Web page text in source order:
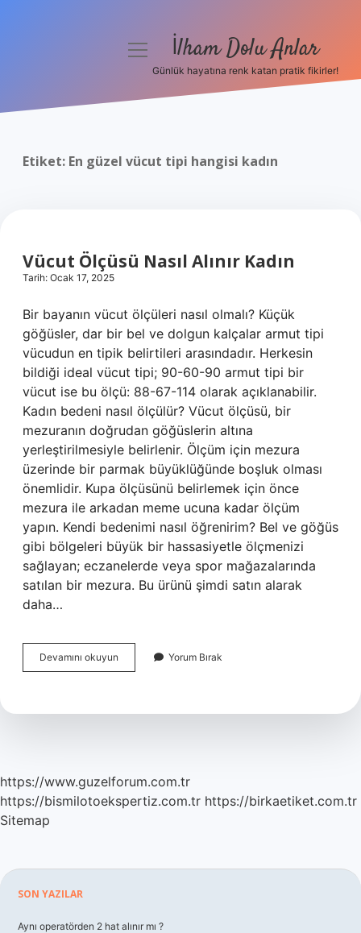
Yasal Uyarı
menüyü İlham Dolu Anlar
Günlük hayatına renk katan pratik fikirler!
Etiket: En güzel vücut tipi hangisi kadın
Vücut Ölçüsü Nasıl Alınır Kadın
Tarih: Ocak 17, 2025
Bir bayanın vücut ölçüleri nasıl olmalı? Küçük
göğüsler, dar bir bel ve dolgun kalçalar armut tipi
vücudun en tipik belirtileri arasındadır. Herkesin
bildiği ideal vücut tipi; 90-60-90 armut tipi bir
vücut ise bu ölçü: 88-67-114 olarak açıklanabilir.
Kadın bedeni nasıl ölçülür? Vücut ölçüsü, bir
mezuranın doğrudan göğüslerin altına
yerleştirilmesiyle belirlenir. Ölçüm için mezura
üzerinde bir parmak büyüklüğünde boşluk olması
önemlidir. Kupa ölçüsünü belirlemek için önce
mezura ile arkadan meme ucuna kadar ölçüm
yapın. Kendi bedenimi nasıl öğrenirim? Bel ve göğüs
gibi bölgeleri büyük bir hassasiyetle ölçmenizi
sağlayan; eczanelerde veya spor mağazalarında
satılan bir mezura. Bu ürünü şimdi satın alarak
daha…
Devamını okuyun
Ölçüsü
Kadın
Yorum Bırak
https://www.guzelforum.com.tr
https://bismilotoekspertiz.com.tr https://birkaetiket.com.tr
Sitemap
Sidebar
SON YAZILAR
Aynı operatörden 2 hat alınır mı ?